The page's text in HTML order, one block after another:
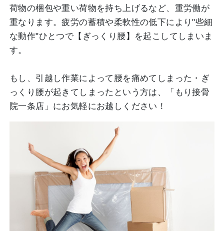
荷物の梱包や重い荷物を持ち上げるなど、重労働が
重なります。疲労の蓄積や柔軟性の低下により"些細
な動作"ひとつで【ぎっくり腰】を起こしてしまいま
す。
もし、引越し作業によって腰を痛めてしまった・ぎ
っくり腰が起きてしまったという方は、「もり接骨
院一条店」にお気軽にお越しください！